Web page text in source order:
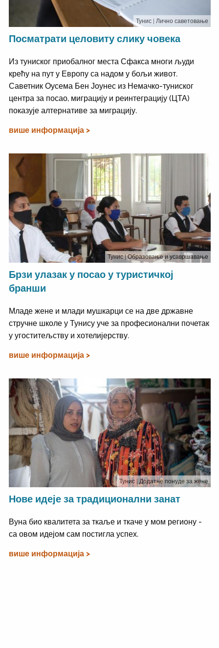
Тунис | Лично саветовање
Посматрати целовиту слику човека
Из туниског приобалног места Сфакса многи људи
крећу на пут у Европу са надом у бољи живот.
Саветник Оусема Бен Јоунес из Немачко-туниског
центра за посао, миграцију и реинтеграцију (ЦТА)
показује алтернативе за миграцију.
више информација >
Тунис| Образовање и усавршавање
Брзи улазак у посао у туристичкој
бранши
Младе жене и млади мушкарци се на две државне
стручне школе у Тунису уче за професионални почетак
у угоститељству и хотелијерству.
више информација >
Тунис | Додатне понуде за жене
Нове идеје за традиционални занат
Вуна био квалитета за ткаље и ткаче у мом региону -
са овом идејом сам постигла успех.
више информација >